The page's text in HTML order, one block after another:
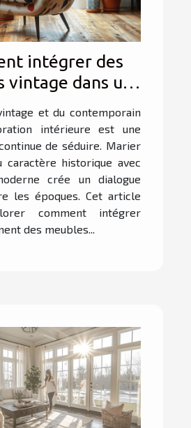
intégrer des
vintage dans un
et du contemporain
intérieure est une
de séduire. Marier
caractère historique avec
crée un dialogue
les époques. Cet article
comment intégrer
des meubles...